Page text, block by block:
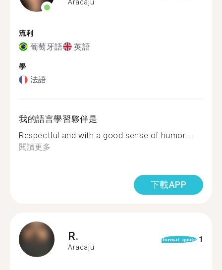
Aracaju
流利
葡萄牙語 英語
學
法語
我的語言學習夥伴是
Respectful and with a good sense of humor....
閱讀更多
下載APP
R.
Aracaju
format_quote 1